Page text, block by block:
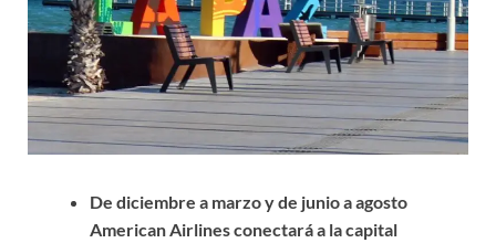
De diciembre a marzo y de junio a agosto
American Airlines conectará a la capital